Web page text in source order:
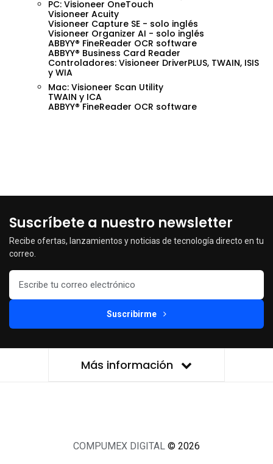
PC: Visioneer OneTouch
Visioneer Acuity
Visioneer Capture SE - solo inglés
Visioneer Organizer AI - solo inglés
ABBYY® FineReader OCR software
ABBYY® Business Card Reader
Controladores: Visioneer DriverPLUS, TWAIN, ISIS
y WIA
Mac: Visioneer Scan Utility
TWAIN y ICA
ABBYY® FineReader OCR software
Suscríbete a nuestro newsletter
Recibe ofertas, lanzamientos y noticias de tecnología directo en tu
correo.
Suscribirme
Más información
COMPUMEX DIGITAL © 2026